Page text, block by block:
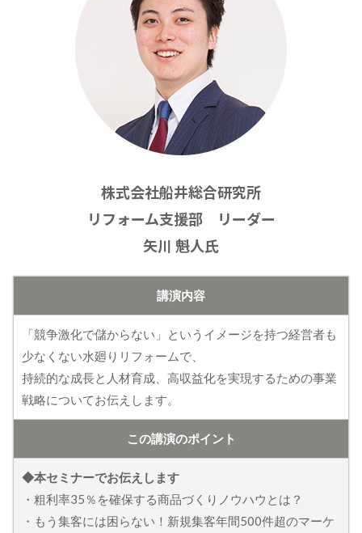
株式会社船井総合研究所
リフォーム支援部 リーダー
矢川 魁人氏
講演内容
「競争激化で儲からない」というイメージを持つ経営者も
少なくない水廻りリフォームで、
持続的な成長と人材育成、高収益化を実現するための事業
戦略についてお伝えします。
この講演のポイント
◆本セミナーでお伝えします
・粗利率35％を確保する商品づくりノウハウとは？
・もう集客には困らない！新規集客年間500件超のマーケ